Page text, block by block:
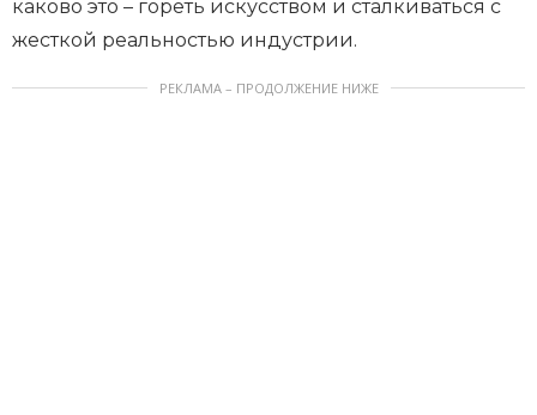
каково это – гореть искусством и сталкиваться с
жесткой реальностью индустрии.
РЕКЛАМА – ПРОДОЛЖЕНИЕ НИЖЕ